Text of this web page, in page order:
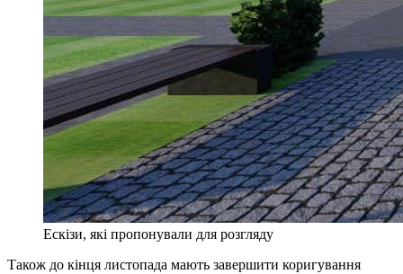
Ескізи, які пропонували для розгляду
Також до кінця листопада мають завершити коригування